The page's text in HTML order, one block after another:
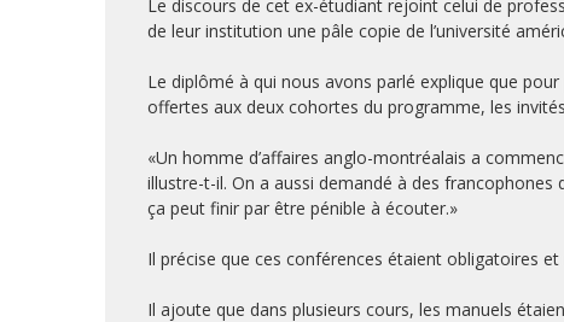
Le discours de cet ex-étudiant rejoint celui de
de leur institution une pâle copie de l’université
Le diplômé à qui nous avons parlé explique que
offertes aux deux cohortes du programme, les
«Un homme d’affaires anglo-montréalais a
illustre-t-il. On a aussi demandé à des
ça peut finir par être pénible à écouter.»
Il précise que ces conférences étaient obligatoires
Il ajoute que dans plusieurs cours, les manuels